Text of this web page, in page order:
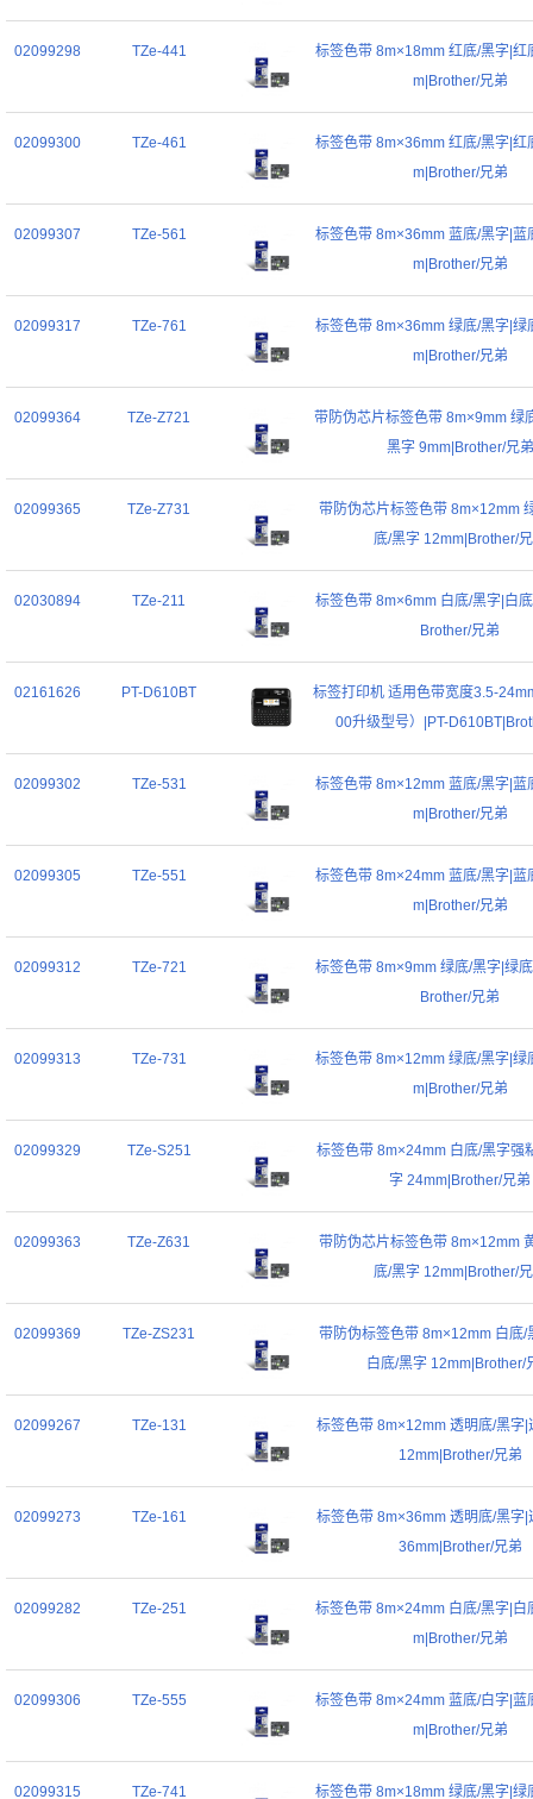
02099298 TZe-441
标签色带 8m×18mm 红底/黑字|红
m|Brother/兄弟
02099300 TZe-461
标签色带 8m×36mm 红底/黑字|红
m|Brother/兄弟
02099307 TZe-561
标签色带 8m×36mm 蓝底/黑字|蓝
m|Brother/兄弟
02099317 TZe-761
标签色带 8m×36mm 绿底/黑字|绿
m|Brother/兄弟
02099364 TZe-Z721
带防伪芯片标签色带 8m×9mm 绿
黑字 9mm|Brother/兄弟
02099365 TZe-Z731
带防伪芯片标签色带 8m×12mm
底/黑字 12mm|Brother/
02030894 TZe-211
标签色带 8m×6mm 白底/黑字|白
Brother/兄弟
02161626 PT-D610BT
标签打印机 适用色带宽度3.5-
00升级型号）|PT-
02099302 TZe-531
标签色带 8m×12mm 蓝底/黑字|蓝
m|Brother/兄弟
02099305 TZe-551
标签色带 8m×24mm 蓝底/黑字|蓝
m|Brother/兄弟
02099312 TZe-721
标签色带 8m×9mm 绿底/黑字|绿
Brother/兄弟
02099313 TZe-731
标签色带 8m×12mm 绿底/黑字|绿
m|Brother/兄弟
02099329 TZe-S251
标签色带 8m×24mm 白底/黑字强
字 24mm|Brother/兄弟
02099363 TZe-Z631
带防伪芯片标签色带 8m×12mm
底/黑字 12mm|Brother/
02099369 TZe-ZS231
带防伪标签色带 8m×12mm 白底/
白底/黑字 12mm|Brother/
02099267 TZe-131
标签色带 8m×12mm 透明底/黑字|
12mm|Brother/兄弟
02099273 TZe-161
标签色带 8m×36mm 透明底/黑字|
36mm|Brother/兄弟
02099282 TZe-251
标签色带 8m×24mm 白底/黑字|白
m|Brother/兄弟
02099306 TZe-555
标签色带 8m×24mm 蓝底/白字|蓝
m|Brother/兄弟
02099315 TZe-741 标签色带 8m×18mm 绿底/黑字|绿